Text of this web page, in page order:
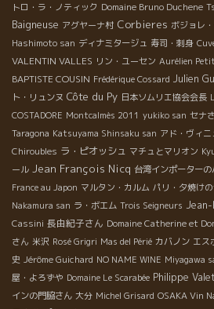
トロ・ラ・ノティック Domaine Bruno Duchene
Baigneuse アグヤーナ村 Corbieres ボジョレ
Hashimoto san ディナミタージュ 寿司・刺身
VALENTIN VALLES リン・ユーセン Aurélien Petit
BAPTISTE COUSIN Frédérique Cossard Julien
ト・リュンヌ Côte du Py 日本ソムリエ協会会長
COSTADORE Montcalmès 2011 yukiko san セナ
Taragona Katsuyama Shinsaku san アド・ヴィ
Chiroubles ラ・ピオッシュ マチュとマリオン
ール Jean François Nicq 台湾インポーター
France au Japon マルタン・カルム パリ・夕焼け
Nakamura san ラ・ボエム Trois Seigneurs
Cassini 長由紀子さん Domaine Catherine et
さん 米沢 Rosé Grigri Mas del Périé カバノン エス
史 Jérôme Guichard NO NAME WINE Miyagawa
屋・よろずや Domaine Le Scarabée Philippe
インの門脇さん 大分 Michel Grisard OSAKA Vin